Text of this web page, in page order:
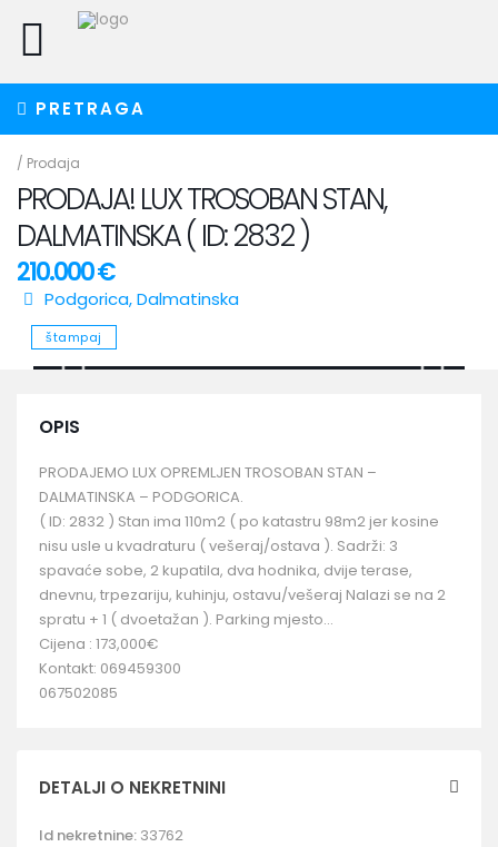
PRETRAGA
/ Prodaja
PRODAJA! LUX TROSOBAN STAN,
DALMATINSKA ( ID: 2832 )
210.000 €
Podgorica,Dalmatinska
štampaj
OPIS
PRODAJEMO LUX OPREMLJEN TROSOBAN STAN –
DALMATINSKA – PODGORICA.
( ID: 2832 ) Stan ima 110m2 ( po katastru 98m2 jer kosine
nisu usle u kvadraturu ( vešeraj/ostava ). Sadrži: 3
spavaće sobe, 2 kupatila, dva hodnika, dvije terase,
dnevnu, trpezariju, kuhinju, ostavu/vešeraj Nalazi se na 2
spratu + 1 ( dvoetažan ). Parking mjesto…
Cijena : 173,000€
Kontakt: 069459300
067502085
DETALJI O NEKRETNINI
Id nekretnine: 33762